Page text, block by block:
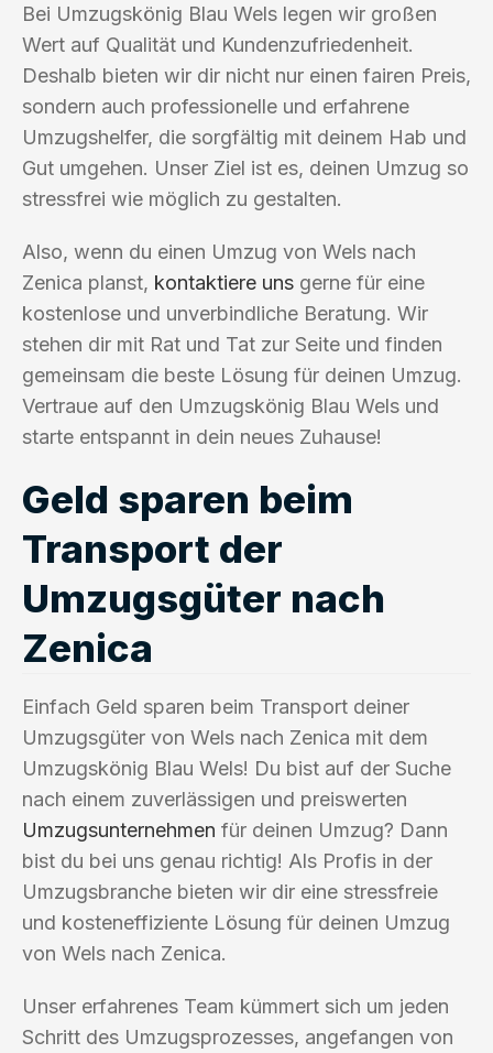
Bei Umzugskönig Blau Wels legen wir großen
Wert auf Qualität und Kundenzufriedenheit.
Deshalb bieten wir dir nicht nur einen fairen Preis,
sondern auch professionelle und erfahrene
Umzugshelfer, die sorgfältig mit deinem Hab und
Gut umgehen. Unser Ziel ist es, deinen Umzug so
stressfrei wie möglich zu gestalten.
Also, wenn du einen Umzug von Wels nach
Zenica planst, kontaktiere uns gerne für eine
kostenlose und unverbindliche Beratung. Wir
stehen dir mit Rat und Tat zur Seite und finden
gemeinsam die beste Lösung für deinen Umzug.
Vertraue auf den Umzugskönig Blau Wels und
starte entspannt in dein neues Zuhause!
Geld sparen beim
Transport der
Umzugsgüter nach
Zenica
Einfach Geld sparen beim Transport deiner
Umzugsgüter von Wels nach Zenica mit dem
Umzugskönig Blau Wels! Du bist auf der Suche
nach einem zuverlässigen und preiswerten
Umzugsunternehmen für deinen Umzug? Dann
bist du bei uns genau richtig! Als Profis in der
Umzugsbranche bieten wir dir eine stressfreie
und kosteneffiziente Lösung für deinen Umzug
von Wels nach Zenica.
Unser erfahrenes Team kümmert sich um jeden
Schritt des Umzugsprozesses, angefangen von